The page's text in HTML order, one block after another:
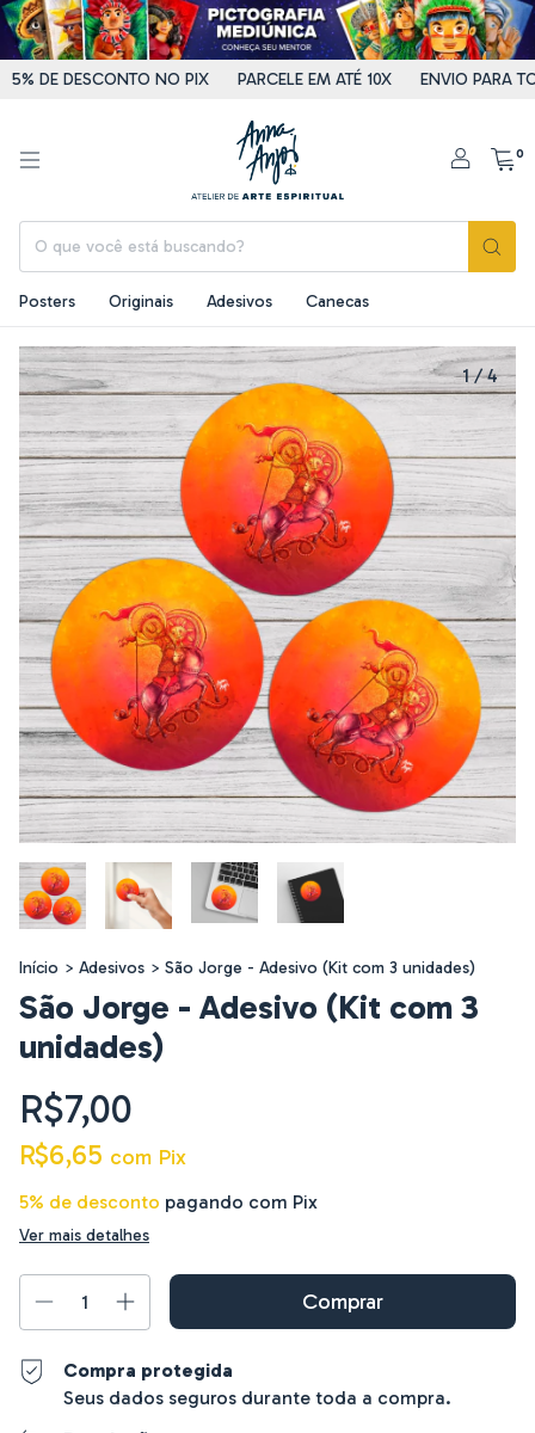
DESCONTO NO PIX PARCELE EM ATÉ 10X ENVIO PARA TODO
0
Posters Originais Adesivos Canecas
1/4
Início > Adesivos > São Jorge - Adesivo (Kit com 3 unidades)
São Jorge - Adesivo (Kit com 3
unidades)
R$7,00
R$6,65 com Pix
5% de desconto pagando com Pix
Ver mais detalhes
Compra protegida
Seus dados seguros durante toda a compra.